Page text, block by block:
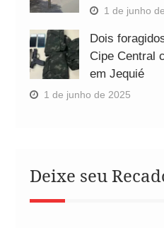
1 de junho
Dois
Cipe Central
em Jequié
1 de junho de 2025
Deixe seu